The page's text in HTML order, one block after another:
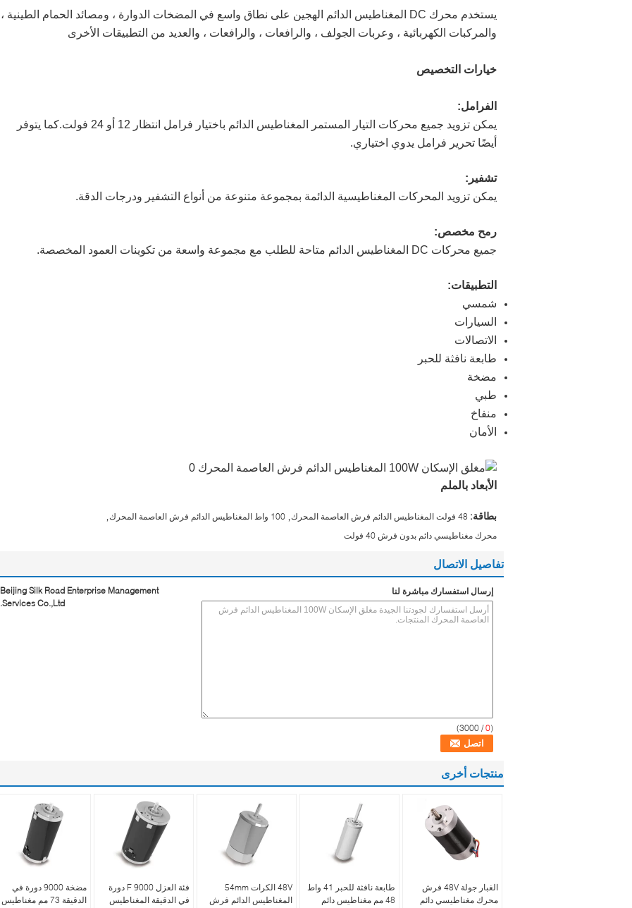
يستخدم محرك DC المغناطيس الدائم الهجين على نطاق واسع في المضخات الدوارة ، ومصائد الحمام الطينية ،
والمركبات الكهربائية ، وعربات الجولف ، والرافعات ، والرافعات ، والعديد من التطبيقات الأخرى
خيارات التخصيص
الفرامل:
يمكن تزويد جميع محركات التيار المستمر المغناطيس الدائم باختيار فرامل انتظار 12 أو 24 فولت.كما يتوفر
أيضًا تحرير فرامل يدوي اختياري.
تشفير:
يمكن تزويد المحركات المغناطيسية الدائمة بمجموعة متنوعة من أنواع التشفير ودرجات الدقة.
رمح مخصص:
جميع محركات DC المغناطيس الدائم متاحة للطلب مع مجموعة واسعة من تكوينات العمود المخصصة.
التطبيقات:
شمسي
السيارات
الاتصالات
طابعة نافثة للحبر
مضخة
طبي
منفاخ
الأمان
الأبعاد بالملم
بطاقة: 48 فولت المغناطيس الدائم فرش العاصمة المحرك 100 واط المغناطيس الدائم فرش العاصمة المحرك
محرك مغناطيسي دائم بدون فرش 40 فولت
تفاصيل الاتصال
Beijing Silk Road Enterprise Management
Services Co.,Ltd.
إرسال استفسارك مباشرة لنا
(
0
/ 3000)
منتجات أخرى
مضخة 9000 دورة في
الدقيقة 73 مم مغناطيس
فئة العزل F 9000 دورة
في الدقيقة المغناطيس
48V الكرات 54mm
المغناطيس الدائم فرش
طابعة نافثة للحبر 41 واط
48 مم مغناطيس دائم
الغبار جولة 48V فرش
محرك مغناطيسي دائم